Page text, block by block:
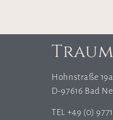
Hohnstraße 19a
D-97616 Bad
TEL +49 (0)